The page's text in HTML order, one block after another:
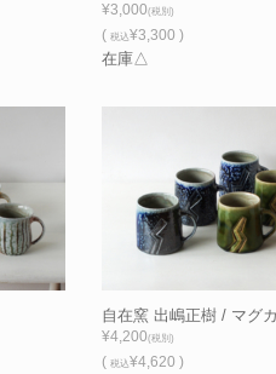
¥3,000(税別)
( 税込¥3,300 )
在庫△
自在窯 出嶋正樹 / マグ
¥4,200(税別)
( 税込¥4,620 )